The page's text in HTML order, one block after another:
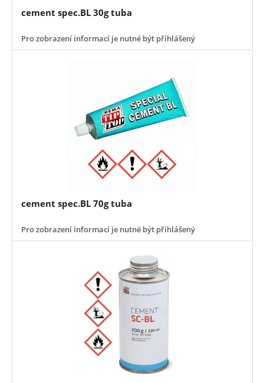
cement spec.BL 30g tuba
Pro zobrazení informací je nutné být přihlášený
cement spec.BL 70g tuba
Pro zobrazení informací je nutné být přihlášený